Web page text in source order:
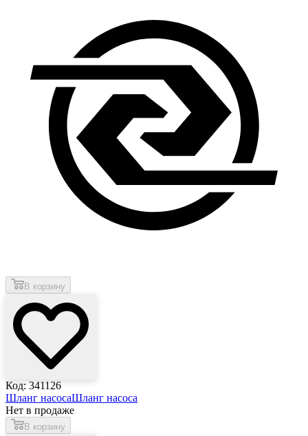
В корзину
Код: 341126
Шланг насосаШланг насоса
Нет в продаже
В корзину